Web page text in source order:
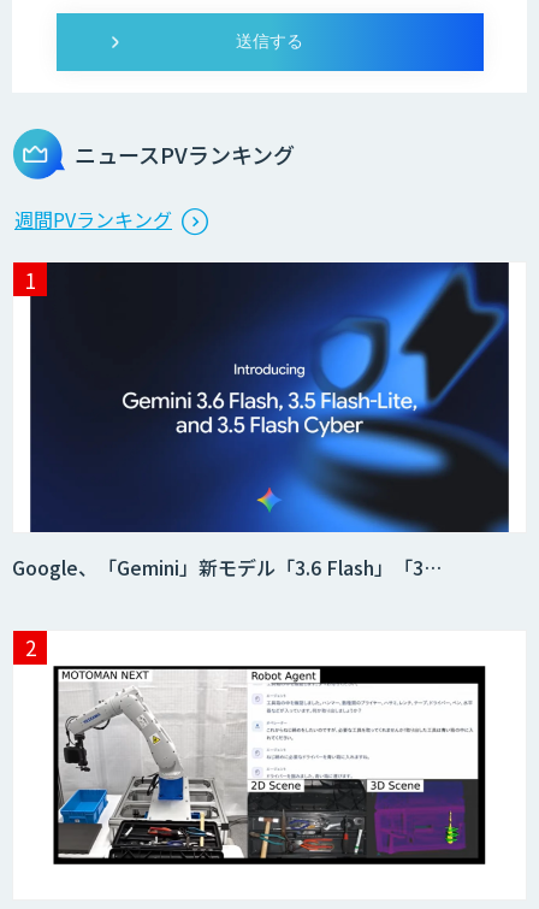
ニュースPVランキング
週間PVランキング
Google、「Gemini」新モデル「3.6 Flash」「3…